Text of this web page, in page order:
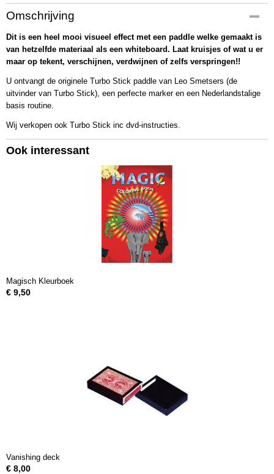
Productcode
3690
Bruto gewicht
28,00 g
Omschrijving
Dit is een heel mooi visueel effect met een paddle welke gemaakt is
van hetzelfde materiaal als een whiteboard. Laat kruisjes of wat u er
maar op tekent, verschijnen, verdwijnen of zelfs verspringen!!
U ontvangt de originele Turbo Stick paddle van Leo Smetsers (de
uitvinder van Turbo Stick), een perfecte marker en een Nederlandstalige
basis routine.
Wij verkopen ook Turbo Stick inc dvd-instructies.
Ook interessant
Magisch Kleurboek
€ 9,50
Vanishing deck
€ 8,00